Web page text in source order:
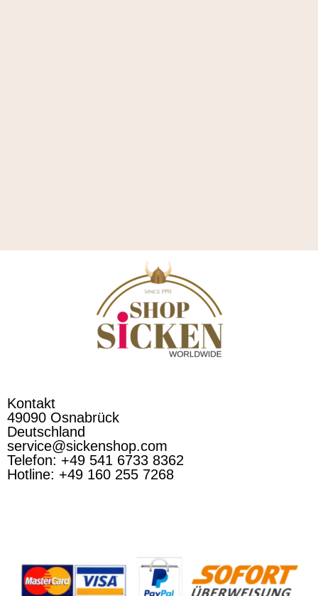
Kontakt
49090 Osnabrück
Deutschland
service@sickenshop.com
Telefon: +49 541 6733 8362
Hotline: +49 160 255 7268